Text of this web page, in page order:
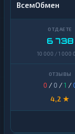
ВсемОбмен
6 738
10 000 / 1 000
0 / 0 /1 /
4,2 ★